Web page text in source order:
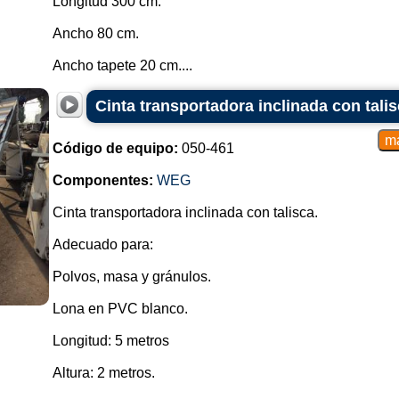
Ancho 80 cm.
Ancho tapete 20 cm....
Cinta transportadora inclinada con
Código de equipo: 050-461
Componentes: WEG
Cinta transportadora inclinada con talisca.
Adecuado para:
Polvos, masa y gránulos.
Lona en PVC blanco.
Longitud: 5 metros
Altura: 2 metros.